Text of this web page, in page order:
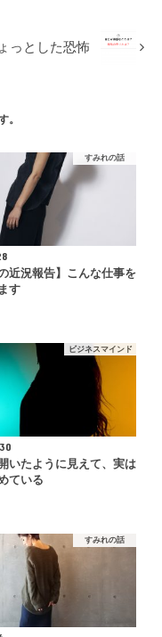
っとした恐怖
。
すみれの話
近況報告】こんな仕事を
す
ビジネスマインド
いたように見えて、実は
ている
すみれの話